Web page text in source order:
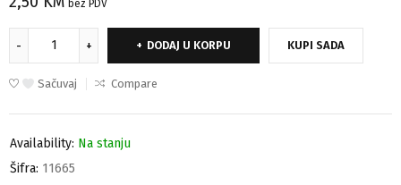
bez PDV
DODAJ U KORPU KUPI SADA
Sačuvaj Compare
Availability: Na stanju
Šifra: 11665